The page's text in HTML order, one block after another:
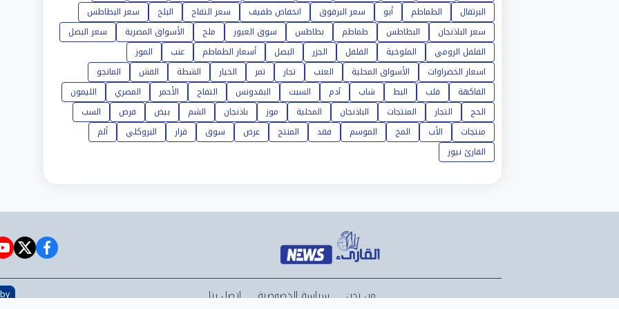
البرتقال
الطماطم أبو سعر البرقوق انخفاض طفيف سعر التفاح البلح
سعر البطاطس
سعر الباذنجان
البطاطس طماطم بطاطس سوق العبور ملح الأسواق المصرية
سعر البصل
الفلفل الرومي
الملوخية الفلفل الجزر البصل أسعار الطماطم عنب
الموز
اسعار الخضراوات
الأسواق المحلية العنب تجار تمر الخيار الشطة القش
المانجو
الفاكهة
قلب البط شاب آدم السبت البقدونس التفاح الأحمر المصري
الليمون
الحج
التجار المنتجات الباذنجان المحلية موز باذنجان الشم بيض فرص
السب
منتجات
الأب المخ الموسم فقد المنتج عرض سوق قرار البروكلي
ألم
القارئ نيوز
facebook
من نحن سياسة الخصوصية اتصل بنا